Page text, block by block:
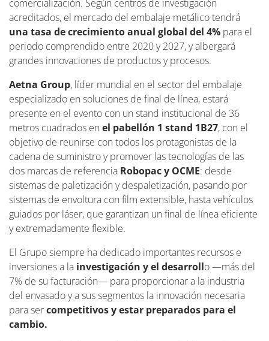
comercialización. Según centros de investigación
acreditados, el mercado del embalaje metálico tendrá
una tasa de crecimiento anual global del 4% para el
periodo comprendido entre 2020 y 2027, y albergará
grandes innovaciones de productos y procesos.
Aetna Group, líder mundial en el sector del embalaje
especializado en soluciones de final de línea, estará
presente en el evento con un stand institucional de 36
metros cuadrados en el pabellón 1 stand 1B27, con el
objetivo de reunirse con todos los protagonistas de la
cadena de suministro y promover las tecnologías de las
dos marcas de referencia Robopac y OCME: desde
sistemas de paletización y despaletización, pasando por
sistemas de envoltura con film extensible, hasta vehículos
guiados por láser, que garantizan un final de línea eficiente
y extremadamente flexible.
El Grupo siempre ha dedicado importantes recursos e
inversiones a la investigación y el desarrollo —más del
7% de su facturación— para proporcionar a la industria
del envasado y a sus segmentos la innovación necesaria
para sercompetitivos y estar preparados para el
cambio.